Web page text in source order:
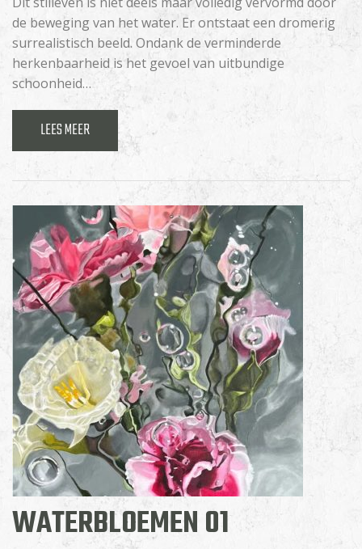
de beweging van het water. Er ontstaat een dromerig
surrealistisch beeld. Ondank de verminderde
herkenbaarheid is het gevoel van uitbundige
schoonheid…
LEES MEER
WATERBLOEMEN 01